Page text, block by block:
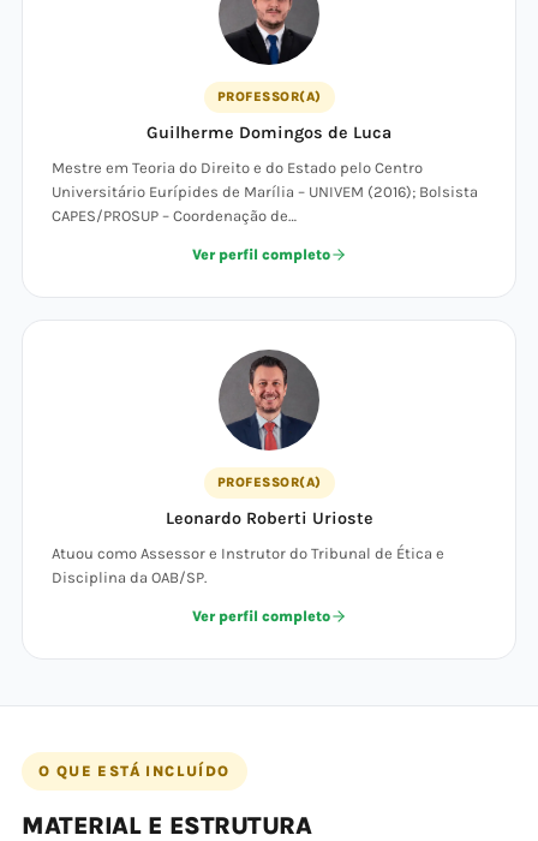
PROFESSOR(A)
Guilherme Domingos de Luca
Mestre em Teoria do Direito e do Estado pelo Centro
Universitário Eurípides de Marília – UNIVEM (2016); Bolsista
CAPES/PROSUP – Coordenação de…
Ver perfil completo
PROFESSOR(A)
Leonardo Roberti Urioste
Atuou como Assessor e Instrutor do Tribunal de Ética e
Disciplina da OAB/SP.
Ver perfil completo
O QUE ESTÁ INCLUÍDO
MATERIAL E ESTRUTURA